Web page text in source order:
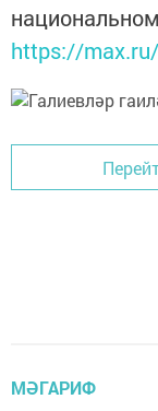
https://
МӘГАРИФ